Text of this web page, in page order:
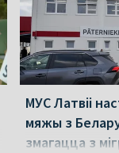
МУС Латвіі
мяжы з
змагацца з